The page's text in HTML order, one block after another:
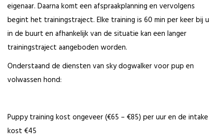
eigenaar. Daarna komt een afspraakplanning en vervolgens
begint het trainingstraject. Elke training is 60 min per keer bij u
in de buurt en afhankelijk van de situatie kan een langer
trainingstraject aangeboden worden.
Onderstaand de diensten van sky dogwalker voor pup en
volwassen hond:
Puppy training kost ongeveer (€65 – €85) per uur en de intake
kost €45